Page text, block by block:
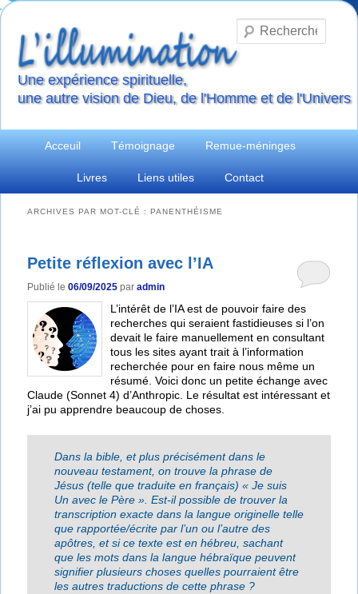
Une expérience spirituelle,
une autre vision de Dieu, de l'Homme et de l'Univers
Aller
contenu
Aller
contenu
Acceuil Témoignage Remue-méninges
Livres Liens utiles Contact
ARCHIVES PAR MOT-CLÉ :PANENTHÉISME
Petite réflexion avec l’IA
Publié le06/09/2025 paradmin
L’intérêt de l’IA est de pouvoir faire des
recherches qui seraient fastidieuses si l’on
devait le faire manuellement en consultant
tous les sites ayant trait à l’information
recherchée pour en faire nous même un
résumé. Voici donc un petite échange avec
Claude (Sonnet 4) d’Anthropic. Le résultat est intéressant et
j’ai pu apprendre beaucoup de choses.
Dans la bible, et plus précisément dans le
nouveau testament, on trouve la phrase de
Jésus (telle que traduite en français) « Je suis
Un avec le Père ». Est-il possible de trouver la
transcription exacte dans la langue originelle telle
que rapportée/écrite par l’un ou l’autre des
apôtres, et si ce texte est en hébreu, sachant
que les mots dans la langue hébraïque peuvent
signifier plusieurs choses quelles pourraient être
les autres traductions de cette phrase ?